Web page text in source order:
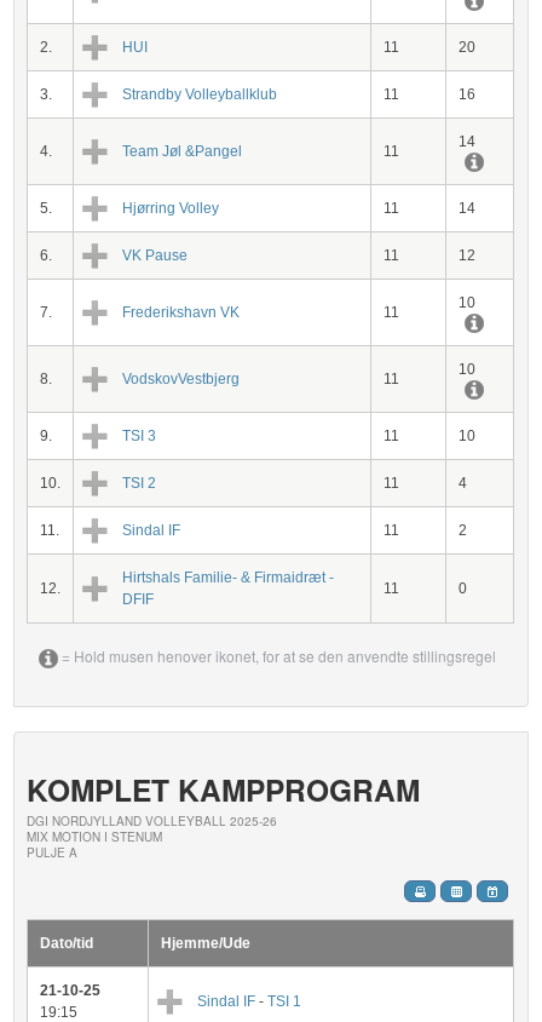
2. HUI 11 20
3. Strandby Volleyballklub 11 16
4. Team Jøl &Pangel 11
14
5. Hjørring Volley 11 14
6. VK Pause 11 12
7. Frederikshavn VK 11
10
8. VodskovVestbjerg 11
10
9. TSI 3 11 10
10. TSI 2 11 4
11. Sindal IF 11 2
12.
Hirtshals Familie- & Firmaidræt -
DFIF
11 0
= Hold musen henover ikonet, for at se den anvendte stillingsregel
KOMPLET KAMPPROGRAM
DGI NORDJYLLAND VOLLEYBALL 2025-26
MIX MOTION I STENUM
PULJE A
Dato/tid Hjemme/Ude
21-10-25
19:15
Sindal IF-TSI 1